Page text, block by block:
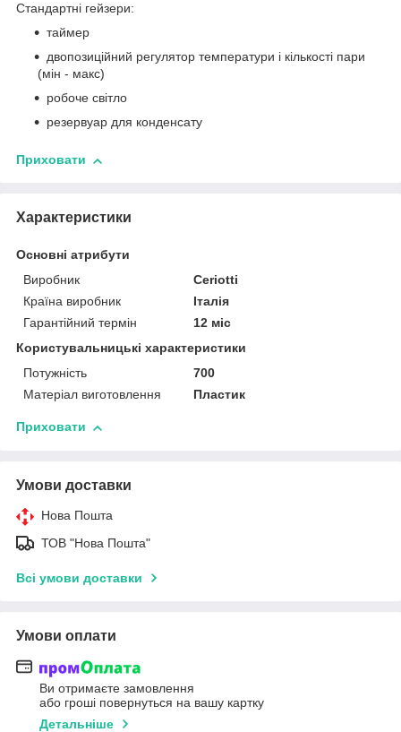
Стандартні гейзери:
таймер
двопозиційний регулятор температури і кількості пари
(мін - макс)
робоче світло
резервуар для конденсату
Приховати
Характеристики
Основні атрибути
Виробник
Ceriotti
Країна виробник
Італія
Гарантійний термін
12 міс
Користувальницькі характеристики
Потужність
700
Матеріал виготовлення
Пластик
Приховати
Умови доставки
Нова Пошта
ТОВ "Нова Пошта"
Всі умови доставки
Умови оплати
Ви отримаєте замовлення
або гроші повернуться на вашу картку
Детальніше